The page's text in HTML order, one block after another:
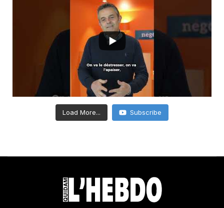
Load More... Subscribe